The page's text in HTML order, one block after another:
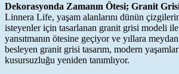
Dekorasyonda Zamanın Ötesi; Granit
Linnera Life, yaşam alanlarını dünün
isteyenler için tasarlanan granit grisi modeli ile
yansıtmanın ötesine geçiyor ve yıllara
besleyen granit grisi tasarım, modern
kusursuzluğu yeniden tanımlıyor.